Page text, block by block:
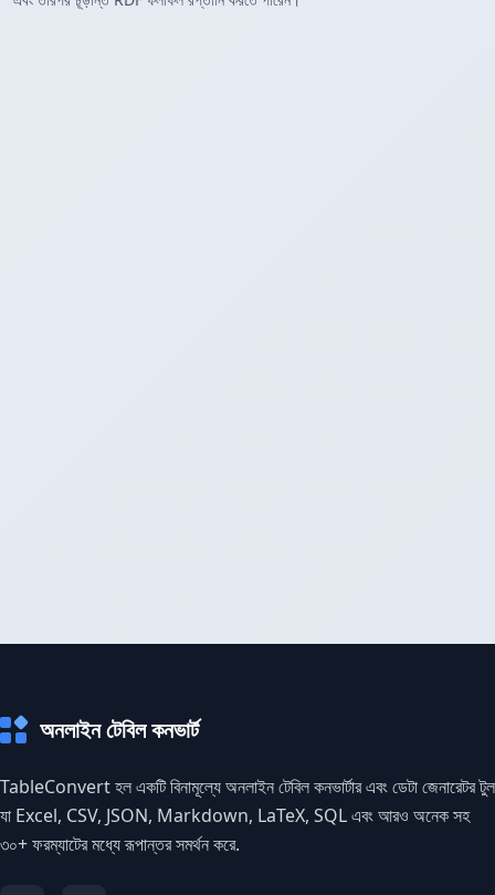
অনলাইন টেবিল কনভার্ট
TableConvert হল একটি বিনামূল্যে অনলাইন টেবিল কনভার্টার এবং ডেটা জেনারেটর টুল
যা Excel, CSV, JSON, Markdown, LaTeX, SQL এবং আরও অনেক সহ
৩০+ ফরম্যাটের মধ্যে রূপান্তর সমর্থন করে.